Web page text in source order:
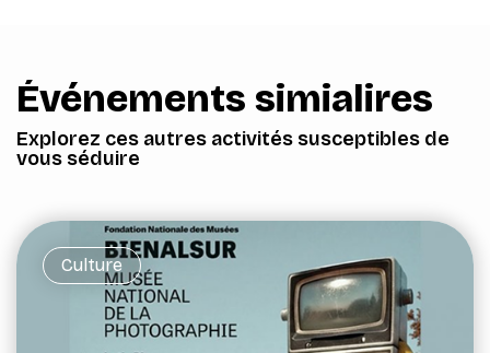
Événements simialires
Explorez ces autres activités susceptibles de
vous séduire
Culture